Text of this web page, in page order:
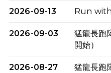
2026-09-13 Run
2026-09-03
猛龍長跑
開始）
2026-08-27
猛龍長跑